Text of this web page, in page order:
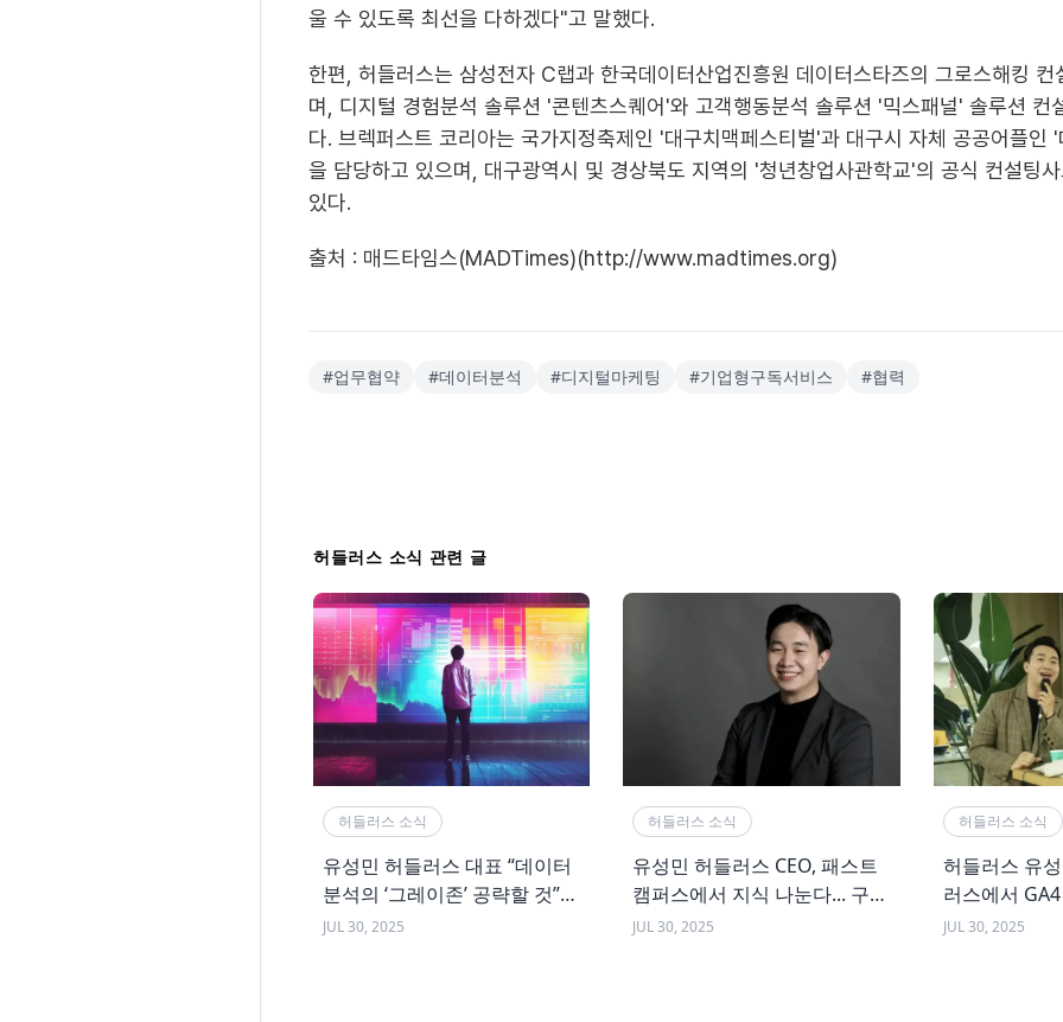
울 수 있도록 최선을 다하겠다"고 말했다.
한편, 허들러스는 삼성전자 C랩과 한국데이터산업진흥원 데이터스타즈의 그로스해킹 컨
며, 디지털 경험분석 솔루션 '콘텐츠스퀘어'와 고객행동분석 솔루션 '믹스패널' 솔루션 컨
다. 브렉퍼스트 코리아는 국가지정축제인 '대구치맥페스티벌'과 대구시 자체 공공어플인
을 담당하고 있으며, 대구광역시 및 경상북도 지역의 '청년창업사관학교'의 공식 컨설팅
있다.
출처 : 매드타임스(MADTimes)(http://www.madtimes.org)
#업무협약 #데이터분석 #디지털마케팅 #기업형구독서비스 #협력
허들러스 소식 관련 글
허들러스 소식
유성민 허들러스 대표 “데이터
분석의 ‘그레이존’ 공략할 것”
[월간마케터]
JUL 30, 2025
허들러스 소식
유성민 허들러스 CEO, 패스트
캠퍼스에서 지식 나눈다... 구글
애널리틱스 4, 열두시간 만에
JUL 30, 2025
허들러스 소식
허들러스 유
러스에서
JUL 30, 2025